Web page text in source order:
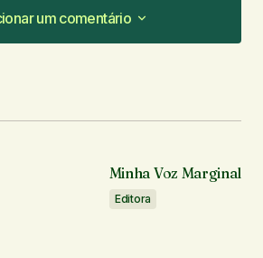
um comentário
um comentário
de e-mail não será publicado.
Minha Voz Marginal
Editora